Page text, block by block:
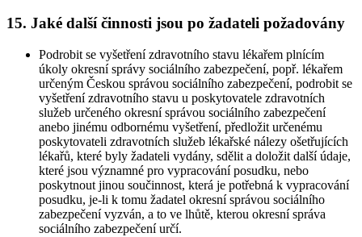
15. Jaké další činnosti jsou po žadateli požadovány
Podrobit se vyšetření zdravotního stavu lékařem plnícím
úkoly okresní správy sociálního zabezpečení, popř. lékařem
určeným Českou správou sociálního zabezpečení, podrobit se
vyšetření zdravotního stavu u poskytovatele zdravotních
služeb určeného okresní správou sociálního zabezpečení
anebo jinému odbornému vyšetření, předložit určenému
poskytovateli zdravotních služeb lékařské nálezy ošetřujících
lékařů, které byly žadateli vydány, sdělit a doložit další údaje,
které jsou významné pro vypracování posudku, nebo
poskytnout jinou součinnost, která je potřebná k vypracování
posudku, je-li k tomu žadatel okresní správou sociálního
zabezpečení vyzván, a to ve lhůtě, kterou okresní správa
sociálního zabezpečení určí.